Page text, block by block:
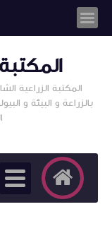
المكتبة الزراعية
بالزراعة و البيئة و